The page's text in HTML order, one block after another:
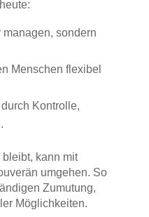
sondern
Menschen flexibel
Kontrolle,
kann mit
umgehen. So
Zumutung,
Möglichkeiten.